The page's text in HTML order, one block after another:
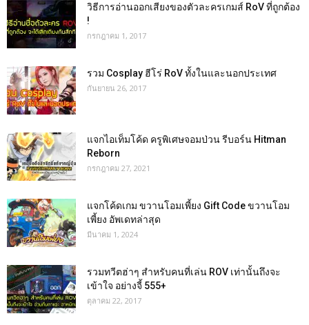
วิธีการอ่านออกเสียงของตัวละครเกมส์ RoV ที่ถูกต้อง
!
กรกฎาคม 1, 2017
รวม Cosplay ฮีโร่ RoV ทั้งในและนอกประเทศ
กันยายน 26, 2017
แจกไอเท็มโค้ด ครูพิเศษจอมป่วน รีบอร์น Hitman
Reborn
กรกฎาคม 27, 2021
แจกโค้ดเกม ขวานโอมเพี้ยง Gift Code ขวานโอม
เพี้ยง อัพเดทล่าสุด
มีนาคม 1, 2024
รวมทวีตฮ่าๆ สำหรับคนที่เล่น ROV เท่านั้นถึงจะ
เข้าใจ อย่างจี้ 555+
ตุลาคม 22, 2017